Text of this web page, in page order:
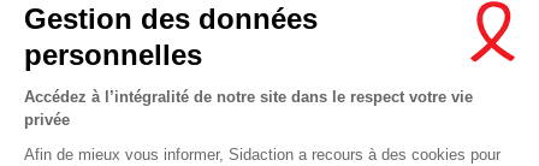
Gestion des données
personnelles
Accédez à l’intégralité de notre site dans le respect votre vie
privée
Afin de mieux vous informer, Sidaction a recours à des cookies pour
Newsletter
Nous suivre sur les réseaux :